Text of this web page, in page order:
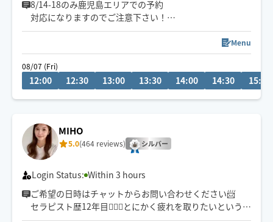
8/14-18のみ鹿児島エリアでの予約
対応になりますのでご注意下さい！
日程、エリアなし
チャットでご相談ください！！
⚠️
各地場所によってはお伺い難しいエリアございます、(最
寄り駅から遠い場合等)ご了承下さい。
上記エリア3区➕エリア外の対応の際は90分以上〜でお願
いしております。
Menu
08/07 (Fri)
12:00 12:30 13:00 13:30 14:00 14:30 15:00
MIHO
5.0(464 reviews) シルバー
Login Status: Within 3 hours
ご希望の日時はチャットからお問い合わせください📨
セラピスト歴12年目💆🏻‍♀️とにかく疲れを取りたいという方
に是非！強めOKです💪🏾